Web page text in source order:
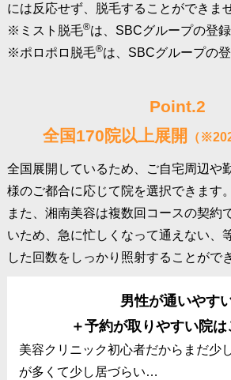
には反応せず、脱毛することができま
※ミスト脱毛®は、SBCグループの登録
※ポロポロ脱毛®は、SBCグループの登
Point.2
全国170院以上展開
（
全国展開しているため、ご自宅周辺や
様のご都合に応じて院を選択できます。
また、湘南美容は複数回コースの契約
いため、急に忙しくなって通えない、
した回数をしっかり照射することがで
男性が通いやす
＋予約が取りやすい院は
美容クリニック初心者だからまだ少
が多くて少し居づらい…